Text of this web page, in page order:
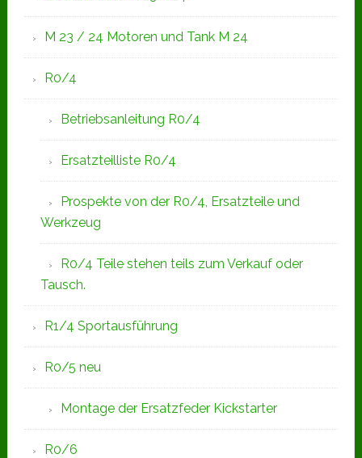
M 23 / 24 Motoren und Tank M 24
R0/4
Betriebsanleitung R0/4
Ersatzteilliste R0/4
Prospekte von der R0/4, Ersatzteile und
Werkzeug
R0/4 Teile stehen teils zum Verkauf oder
Tausch.
R1/4 Sportausführung
R0/5 neu
Montage der Ersatzfeder Kickstarter
R0/6